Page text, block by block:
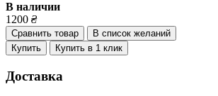
В наличии
1200 ₴
Сравнить товар
В список желаний
Купить
Купить в 1 клик
Доставка